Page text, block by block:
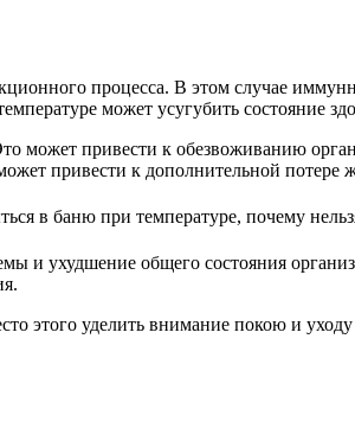
процесса. В этом случае
может усугубить состояние
может привести к обезвоживанию
привести к дополнительной потере
и ухудшение общего состояния
этого уделить внимание покою и